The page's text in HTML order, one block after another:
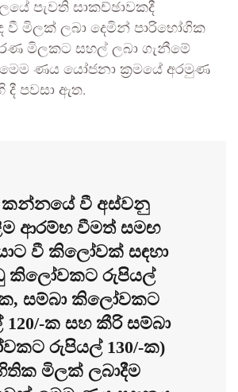
පැවති සාකච්ඡාවකදී
වී මිලක් ලබා දෙමින් පාරිභෝගික
මිලකට සහල් ලබා ගැනීමේ
මෙම ණය යෝජනා ක්‍රමයේ අරමුණ
පවසා ඇත.
කන්නයේ වී අස්වනු
ආරම්භ වීමත් සමඟ
වී කිලෝවක් සඳහා
කිලෝවකට රුපියල්
ක, සම්බා කිලෝවකට
ක සහ කීරි සම්බා
රුපියල් 130/-ක)
මිලක් ලබාදීම